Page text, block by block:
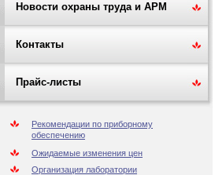
Новости охраны труда и АРМ
Контакты
Прайс-листы
Рекомендации по приборному
обеспечению
Ожидаемые изменения цен
Организация лаборатории